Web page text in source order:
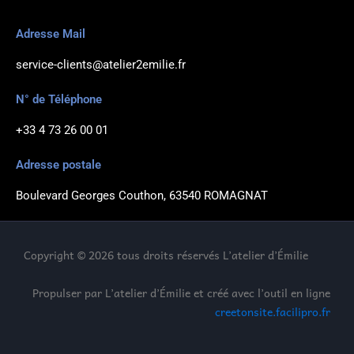
Adresse Mail
service-clients@atelier2emilie.fr
N° de Téléphone
+33 4 73 26 00 01
Adresse postale
Boulevard Georges Couthon, 63540 ROMAGNAT
Copyright © 2026 tous droits réservés L’atelier d’Émilie
Propulser par L’atelier d’Émilie et créé avec l’outil en ligne
creetonsite.facilipro.fr